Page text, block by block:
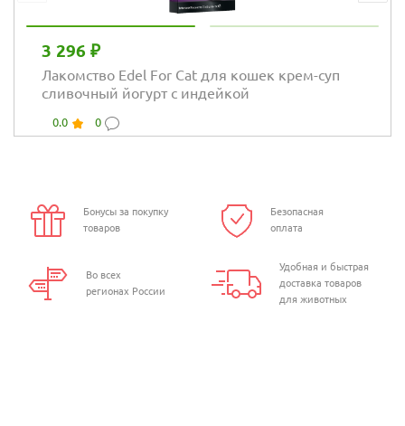
3 296 ₽
Лакомство Edel For Cat для кошек крем-суп
сливочный йогурт с индейкой
0.0 0
Бонусы за покупку
товаров
Безопасная
оплата
Во всех
регионах России
Удобная и быстрая
доставка товаров
для животных